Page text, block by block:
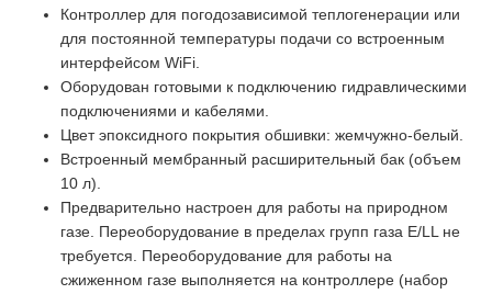
Контроллер для погодозависимой теплогенерации или
для постоянной температуры подачи со встроенным
интерфейсом WiFi.
Оборудован готовыми к подключению гидравлическими
подключениями и кабелями.
Цвет эпоксидного покрытия обшивки: жемчужно-белый.
Встроенный мембранный расширительный бак (объем
10 л).
Предварительно настроен для работы на природном
газе. Переоборудование в пределах групп газа Е/LL не
требуется. Переоборудование для работы на
сжиженном газе выполняется на контроллере (набор